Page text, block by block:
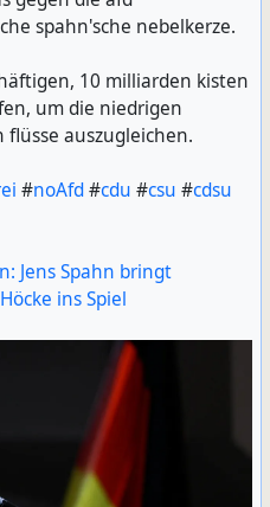
spahn'sche nebelkerze.
10 milliarden kisten
um die niedrigen
auszugleichen.
#noAfd#cdu #csu #cdsu
Jens Spahn bringt
ins Spiel